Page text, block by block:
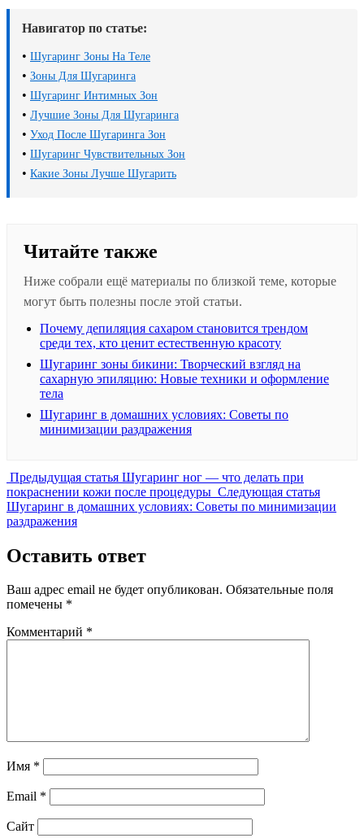
Навигатор по статье:
• Шугаринг Зоны На Теле
• Зоны Для Шугаринга
• Шугаринг Интимных Зон
• Лучшие Зоны Для Шугаринга
• Уход После Шугаринга Зон
• Шугаринг Чувствительных Зон
• Какие Зоны Лучше Шугарить
Читайте также
Ниже собрали ещё материалы по близкой теме, которые
могут быть полезны после этой статьи.
Почему депиляция сахаром становится трендом
среди тех, кто ценит естественную красоту
Шугаринг зоны бикини: Творческий взгляд на
сахарную эпиляцию: Новые техники и оформление
тела
Шугаринг в домашних условиях: Советы по
минимизации раздражения
Предыдущая статья Предыдущая
запись:
Шугаринг ног — что делать при
покраснении кожи после процедуры Следующая статья
запись:
Шугаринг в домашних условиях: Советы по минимизации
раздражения
Оставить ответ
Ваш адрес email не будет опубликован. Обязательные поля
помечены *
Комментарий *
Имя *
Email *
Сайт